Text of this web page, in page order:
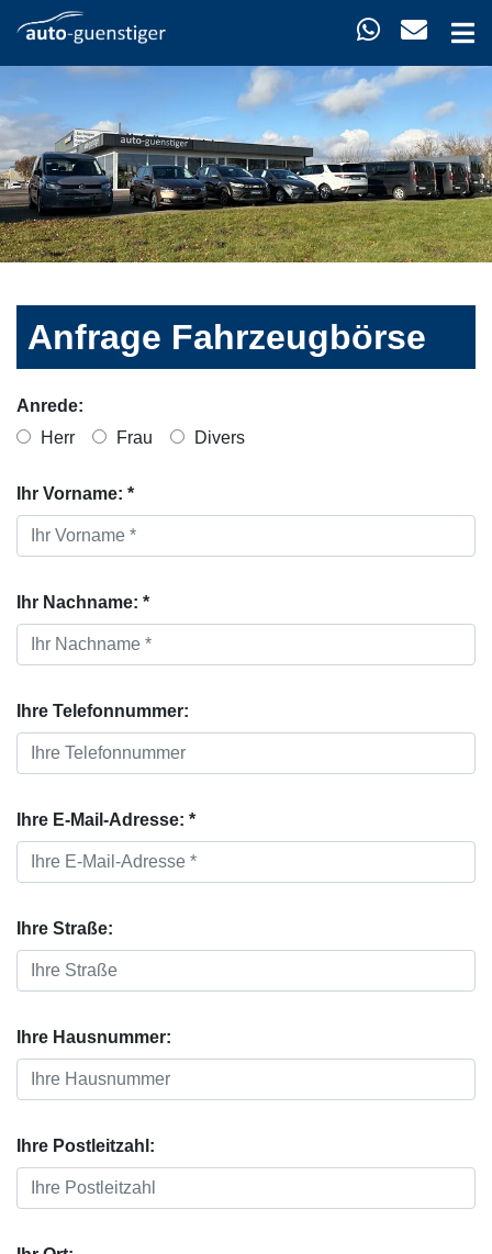
Anfrage Fahrzeugbörse
Anrede:
Herr
Frau Divers
Ihr Vorname: *
Ihr Nachname: *
Ihre Telefonnummer:
Ihre E-Mail-Adresse: *
Ihre Straße:
Ihre Hausnummer:
Ihre Postleitzahl: